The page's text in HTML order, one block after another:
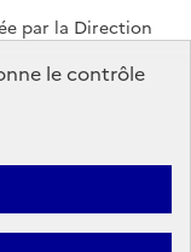
par la Direction
Mentions légales
le contrôle